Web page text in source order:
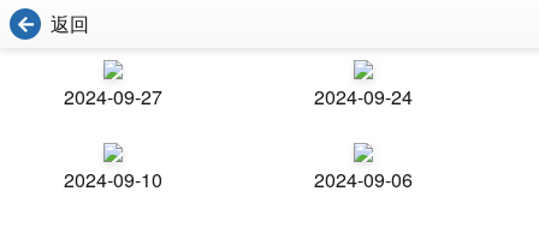
返回
2024-09-27 2024-09-24
2024-09-10 2024-09-06